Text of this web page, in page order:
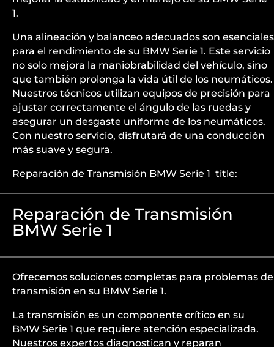
1.
Una alineación y balanceo adecuados son esenciales
para el rendimiento de su BMW Serie 1. Este servicio
no solo mejora la maniobrabilidad del vehículo, sino
que también prolonga la vida útil de los neumáticos.
Nuestros técnicos utilizan equipos de precisión para
ajustar correctamente el ángulo de las ruedas y
asegurar un desgaste uniforme de los neumáticos.
Con nuestro servicio, disfrutará de una conducción
más suave y segura.
Reparación de Transmisión BMW Serie 1_title:
Reparación de Transmisión
BMW Serie 1
Ofrecemos soluciones completas para problemas de
transmisión en su BMW Serie 1.
La transmisión es un componente crítico en su
BMW Serie 1 que requiere atención especializada.
Nuestros expertos diagnostican y reparan